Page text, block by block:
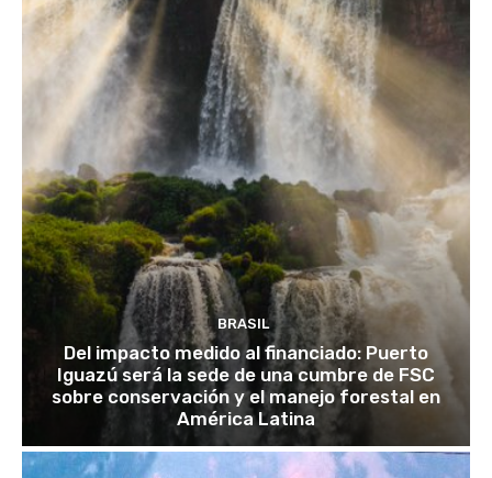
BRASIL
Del impacto medido al financiado: Puerto
Iguazú será la sede de una cumbre de FSC
sobre conservación y el manejo forestal en
América Latina